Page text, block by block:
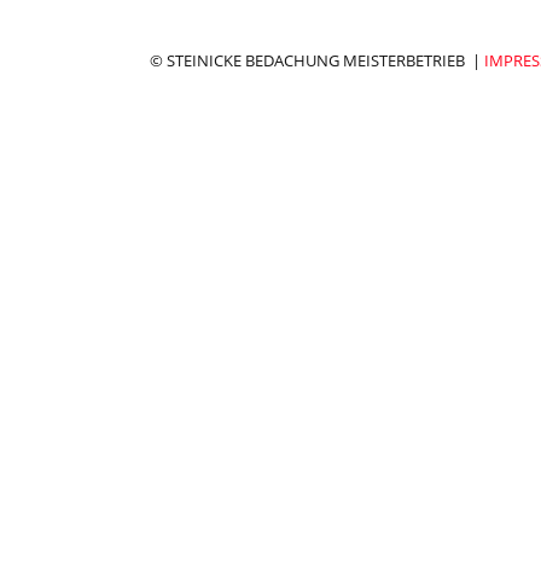
© STEINICKE BEDACHUNG MEISTERBETRIEB |